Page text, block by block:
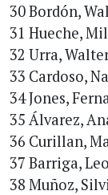
30 Bordón,
31 Hueche,
32 Urra,
33 Cardoso,
34 Jones,
35 Álvarez,
36 Curillan,
37 Barriga,
38 Muñoz,